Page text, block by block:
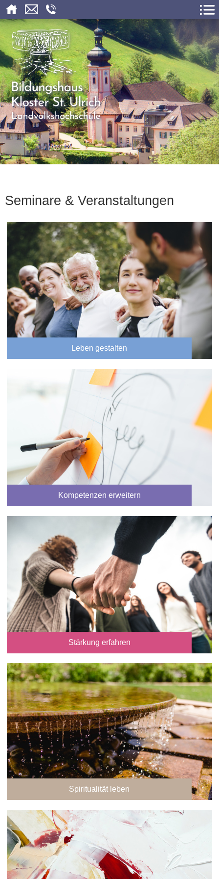
Seminare & Veranstaltungen
Leben gestalten
Kompetenzen erweitern
Stärkung erfahren
Spiritualität leben